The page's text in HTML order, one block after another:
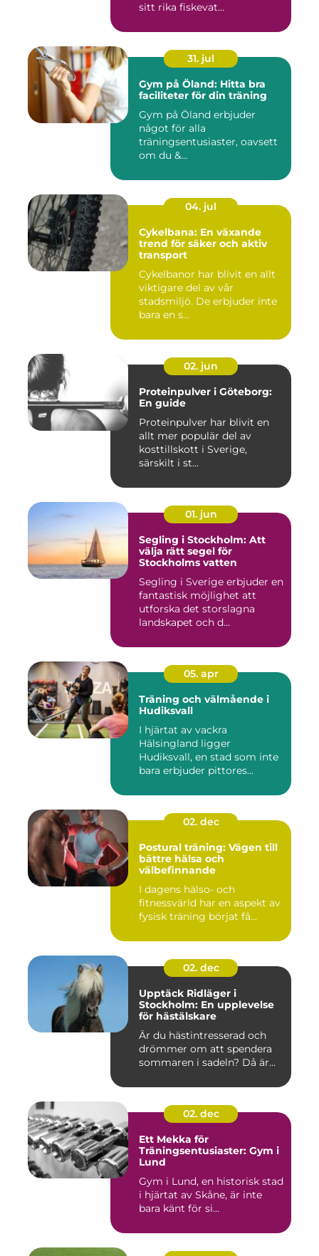
sitt rika fiskevat...
31. jul
Gym på Öland: Hitta bra
faciliteter för din träning
Gym på Öland erbjuder
något för alla
träningsentusiaster, oavsett
om du &...
04. jul
Cykelbana: En växande
trend för säker och aktiv
transport
Cykelbanor har blivit en allt
viktigare del av vår
stadsmiljö. De erbjuder inte
bara en s...
02. jun
Proteinpulver i Göteborg:
En guide
Proteinpulver har blivit en
allt mer populär del av
kosttillskott i Sverige,
särskilt i st...
01. jun
Segling i Stockholm: Att
välja rätt segel för
Stockholms vatten
Segling i Sverige erbjuder en
fantastisk möjlighet att
utforska det storslagna
landskapet och d...
05. apr
Träning och välmående i
Hudiksvall
I hjärtat av vackra
Hälsingland ligger
Hudiksvall, en stad som inte
bara erbjuder pittores...
02. dec
Postural träning: Vägen till
bättre hälsa och
välbefinnande
I dagens hälso- och
fitnessvärld har en aspekt av
fysisk träning börjat få...
02. dec
Upptäck Ridläger i
Stockholm: En upplevelse
för hästälskare
Är du hästintresserad och
drömmer om att spendera
sommaren i sadeln? Då är...
02. dec
Ett Mekka för
Träningsentusiaster: Gym i
Lund
Gym i Lund, en historisk stad
i hjärtat av Skåne, är inte
bara känt för si...